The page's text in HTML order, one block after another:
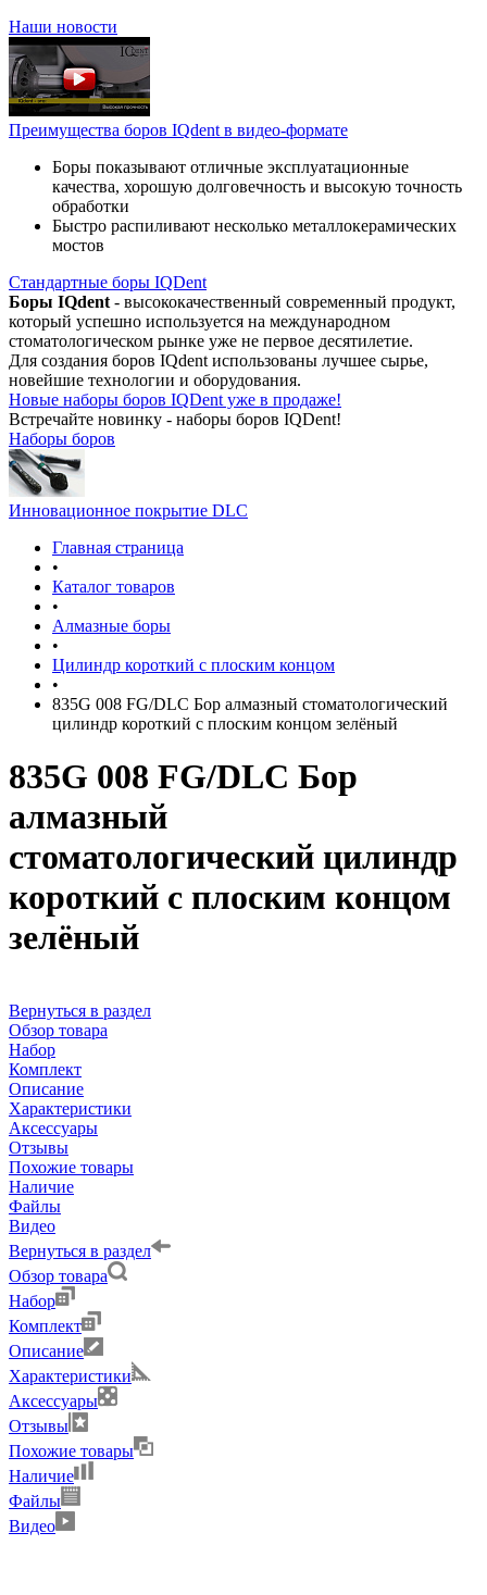
Наши новости
Преимущества боров IQdent в видео-формате
Боры показывают отличные эксплуатационные
качества, хорошую долговечность и высокую точность
обработки
Быстро распиливают несколько металлокерамических
мостов
Стандартные боры IQDent
Боры IQdent - высококачественный современный продукт,
который успешно используется на международном
стоматологическом рынке уже не первое десятилетие.
Для создания боров IQdent использованы лучшее сырье,
новейшие технологии и оборудования.
Новые наборы боров IQDent уже в продаже!
Встречайте новинку - наборы боров IQDent!
Наборы боров
Инновационное покрытие DLC
Главная страница
•
Каталог товаров
•
Алмазные боры
•
Цилиндр короткий с плоским концом
•
835G 008 FG/DLC Бор алмазный стоматологический
цилиндр короткий с плоским концом зелёный
835G 008 FG/DLC Бор
алмазный
стоматологический цилиндр
короткий с плоским концом
зелёный
Вернуться в раздел
Обзор товара
Набор
Комплект
Описание
Характеристики
Аксессуары
Отзывы
Похожие товары
Наличие
Файлы
Видео
Вернуться в раздел
Обзор товара
Набор
Комплект
Описание
Характеристики
Аксессуары
Отзывы
Похожие товары
Наличие
Файлы
Видео